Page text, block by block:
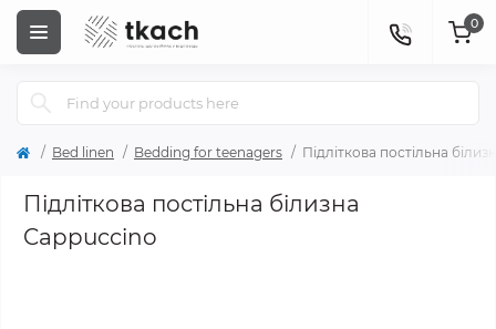
0
Bed linen Bedding for teenagers Підліткова постільна
Підліткова постільна білизна
Cappuccino